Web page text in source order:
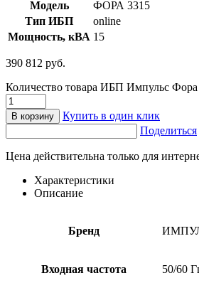
Модель
ФОРА 3315
Тип ИБП
online
Мощность, кВА 15
390 812 руб.
Количество товара ИБП Импульс Фора
В корзину
Купить в один клик
Поделиться
Цена действительна только для
Характеристики
Описание
Бренд
Входная частота 50/60